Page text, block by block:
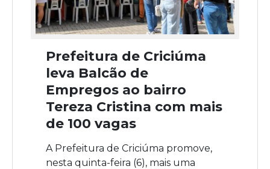
Prefeitura de Criciúma
leva Balcão de
Empregos ao bairro
Tereza Cristina com mais
de 100 vagas
A Prefeitura de Criciúma promove,
nesta quinta-feira (6), mais uma